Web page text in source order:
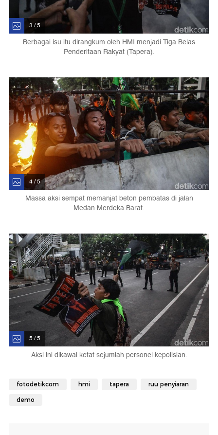
3 / 5
Berbagai isu itu dirangkum oleh HMI menjadi Tiga Belas
Penderitaan Rakyat (Tapera).
4 / 5
Massa aksi sempat memanjat beton pembatas di jalan
Medan Merdeka Barat.
5 / 5
Aksi ini dikawal ketat sejumlah personel kepolisian.
fotodetikcom hmi tapera ruu penyiaran
demo